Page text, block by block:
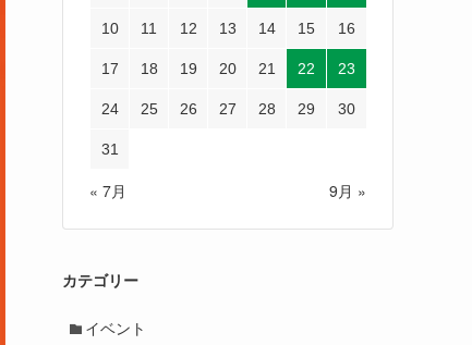
10 11 12 13 14 15 16
17 18 19 20 21 22 23
24 25 26 27 28 29 30
31
« 7月 9月 »
カテゴリー
イベント